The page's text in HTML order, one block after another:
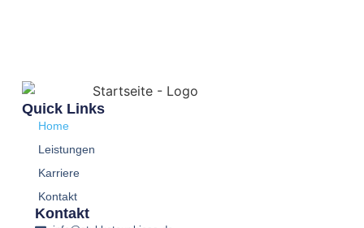
Quick Links
Home
Leistungen
Karriere
Kontakt
Kontakt